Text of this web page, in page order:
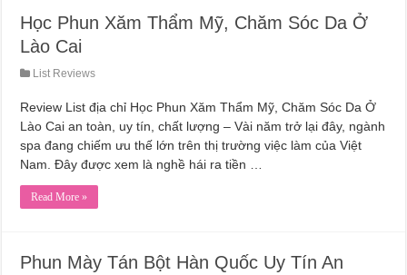
Học Phun Xăm Thẩm Mỹ, Chăm Sóc Da Ở
Lào Cai
List Reviews
Review List địa chỉ Học Phun Xăm Thẩm Mỹ, Chăm Sóc Da Ở
Lào Cai an toàn, uy tín, chất lượng – Vài năm trở lại đây, ngành
spa đang chiếm ưu thế lớn trên thị trường việc làm của Việt
Nam. Đây được xem là nghề hái ra tiền …
Read More »
Phun Mày Tán Bột Hàn Quốc Uy Tín An